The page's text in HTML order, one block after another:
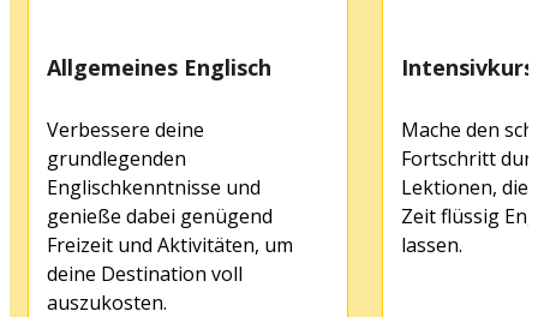
Allgemeines Englisch
Verbessere deine
grundlegenden
Englischkenntnisse und
genieße dabei genügend
Freizeit und Aktivitäten, um
deine Destination voll
auszukosten.
Mache den
Fortschritt
Lektionen, die
Zeit flüssig
lassen.